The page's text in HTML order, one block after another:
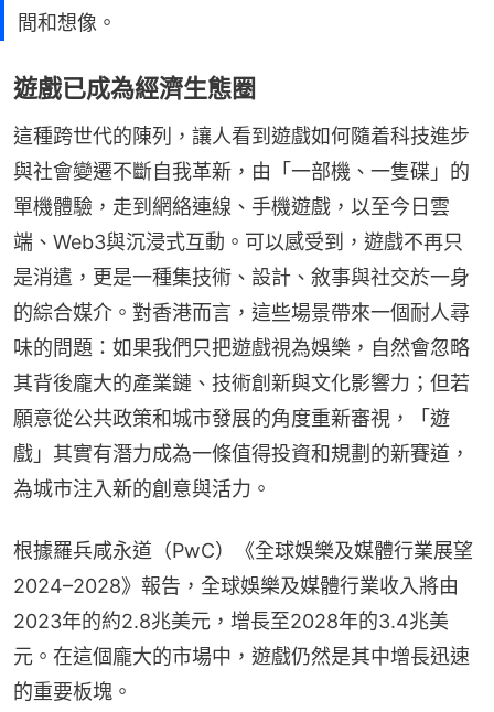
間和想像。
遊戲已成為經濟生態圈
這種跨世代的陳列，讓人看到遊戲如何隨着科技進步
與社會變遷不斷自我革新，由「一部機、一隻碟」的
單機體驗，走到網絡連線、手機遊戲，以至今日雲
端、Web3與沉浸式互動。可以感受到，遊戲不再只
是消遣，更是一種集技術、設計、敘事與社交於一身
的綜合媒介。對香港而言，這些場景帶來一個耐人尋
味的問題：如果我們只把遊戲視為娛樂，自然會忽略
其背後龐大的產業鏈、技術創新與文化影響力；但若
願意從公共政策和城市發展的角度重新審視，「遊
戲」其實有潛力成為一條值得投資和規劃的新賽道，
為城市注入新的創意與活力。
根據羅兵咸永道（PwC）《全球娛樂及媒體行業展望
2024–2028》報告，全球娛樂及媒體行業收入將由
2023年的約2.8兆美元，增長至2028年的3.4兆美
元。在這個龐大的市場中，遊戲仍然是其中增長迅速
的重要板塊。